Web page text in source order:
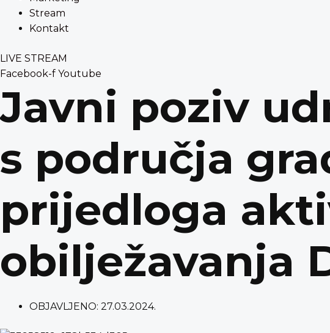
Stream
Kontakt
LIVE STREAM
Facebook-f Youtube
Javni poziv
s područja
prijedloga
obilježavanja
OBJAVLJENO: 27.03.2024.